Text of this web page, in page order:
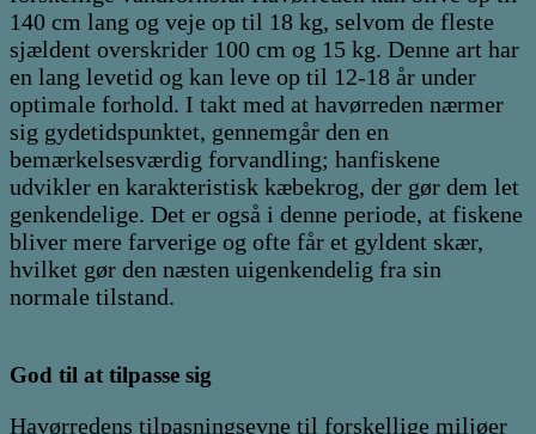
140 cm lang og veje op til 18 kg, selvom de fleste
sjældent overskrider 100 cm og 15 kg. Denne art har
en lang levetid og kan leve op til 12-18 år under
optimale forhold. I takt med at havørreden nærmer
sig gydetidspunktet, gennemgår den en
bemærkelsesværdig forvandling; hanfiskene
udvikler en karakteristisk kæbekrog, der gør dem let
genkendelige. Det er også i denne periode, at fiskene
bliver mere farverige og ofte får et gyldent skær,
hvilket gør den næsten uigenkendelig fra sin
normale tilstand.
God til at tilpasse sig
Havørredens tilpasningsevne til forskellige miljøer